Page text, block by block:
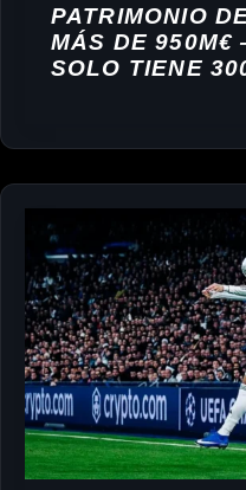
PATRIMONIO
MÁS DE 950M€
SOLO TIENE